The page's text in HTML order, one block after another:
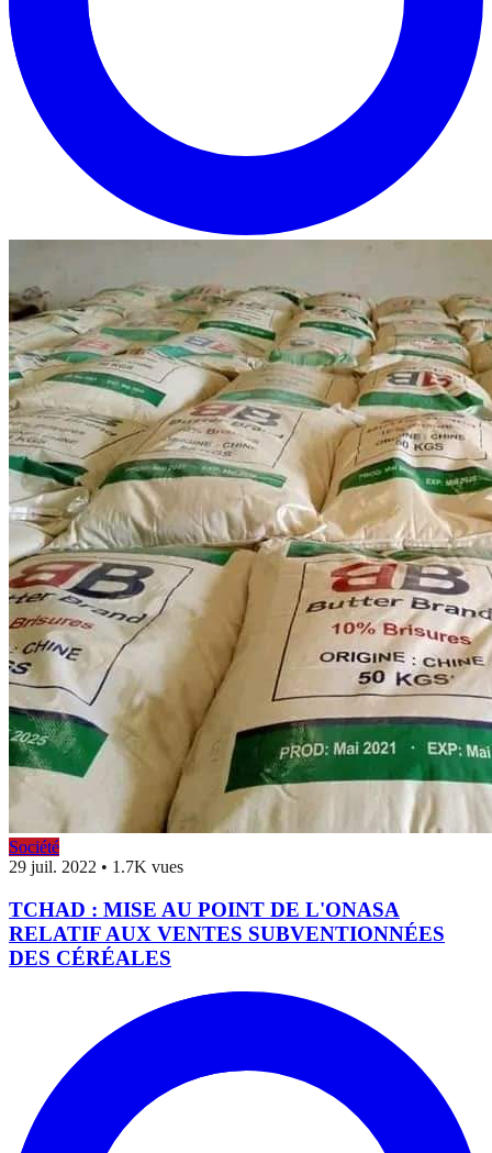
Société
29 juil. 2022 • 1.7K vues
TCHAD : MISE AU POINT DE L'ONASA
RELATIF AUX VENTES SUBVENTIONNÉES
DES CÉRÉALES